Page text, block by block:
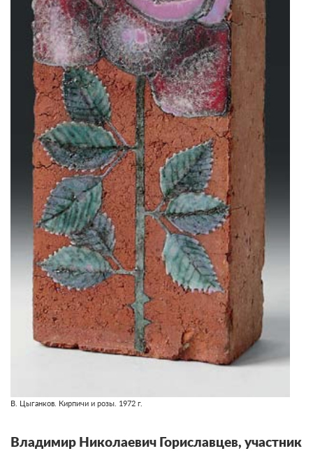
В. Цыганков. Кирпичи и розы. 1972 г.
Владимир Николаевич Гориславцев, участник